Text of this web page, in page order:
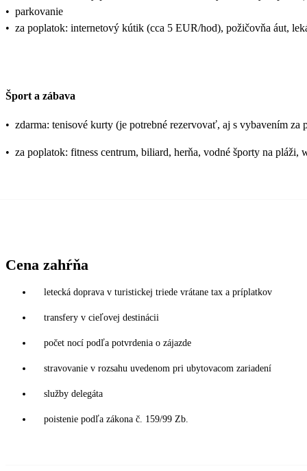
• parkovanie
• za poplatok: internetový kútik (cca 5 EUR/hod), požičovňa áut,
Šport a zábava
• zdarma: tenisové kurty (je potrebné rezervovať, aj s vybavením
• za poplatok: fitness centrum, biliard, herňa, vodné športy na pláži,
Cena zahŕňa
letecká doprava v turistickej triede vrátane tax a príplatkov
transfery v cieľovej destinácii
počet nocí podľa potvrdenia o zájazde
stravovanie v rozsahu uvedenom pri ubytovacom zariadení
služby delegáta
poistenie podľa zákona č. 159/99 Zb.